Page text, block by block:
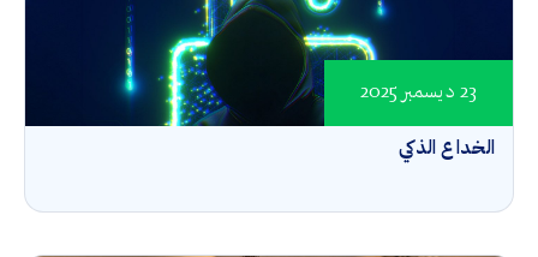
الخداع الذكي
23 ديسمبر 2025